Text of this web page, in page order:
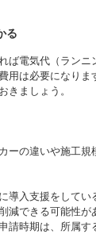
る
ば電気代（ランニ
用は必要になりま
きましょう。
ーの違いや施工規
導入支援をして
減できる可能性が
請時期は、所属す